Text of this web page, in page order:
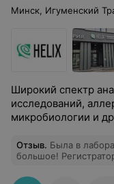
Минск, Игуменский
Широкий спектр
исследований,
микробиологии и
Отзыв. Была в
большое!